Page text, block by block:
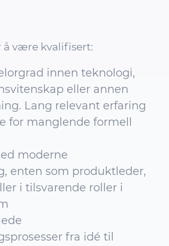
å være kvalifisert:
innen teknologi,
eller annen
Lang relevant erfaring
for manglende formell
moderne
enten som produktleder,
i tilsvarende roller i
fra idé til